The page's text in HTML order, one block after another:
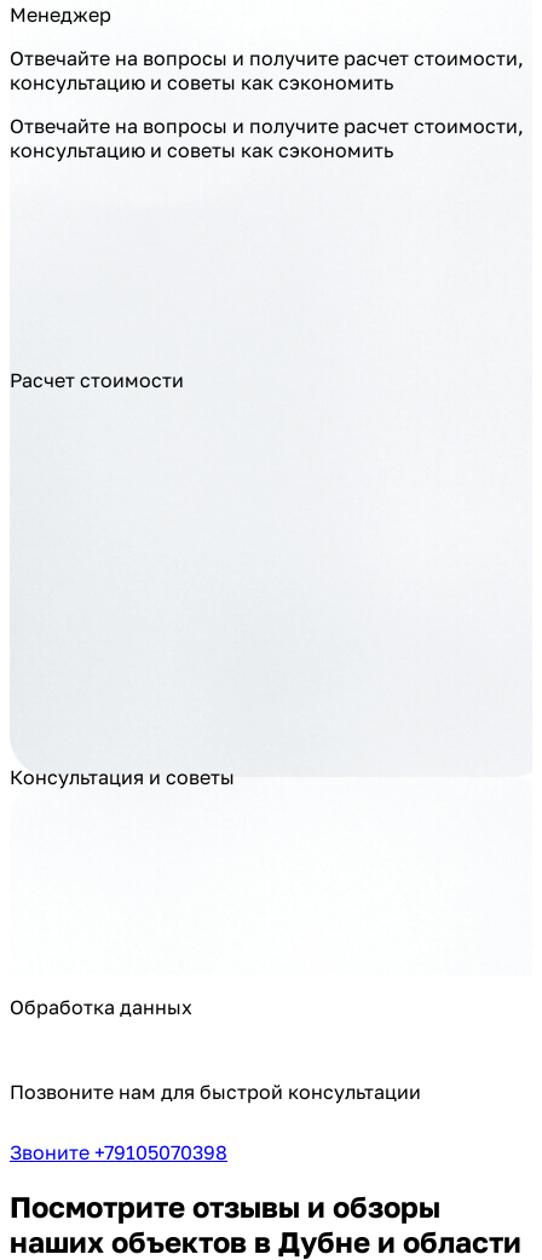
Менеджер
Отвечайте на вопросы и получите расчет стоимости,
консультацию и советы как сэкономить
Отвечайте на вопросы и получите расчет стоимости,
консультацию и советы как сэкономить
Расчет стоимости
Консультация и советы
Обработка данных
Позвоните нам для быстрой консультации
Звоните +79105070398
Посмотрите отзывы и обзоры
наших объектов в Дубне и области